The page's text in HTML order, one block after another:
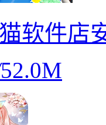
软件店
52.0M